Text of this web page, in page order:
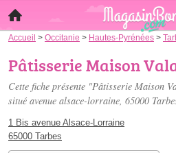
Accueil > Occitanie > Hautes-Pyrénées >
Pâtisserie Maison
Cette fiche présente "Pâtisserie Maison
situé avenue alsace-lorraine, 65000
1 Bis avenue Alsace-Lorraine
65000 Tarbes